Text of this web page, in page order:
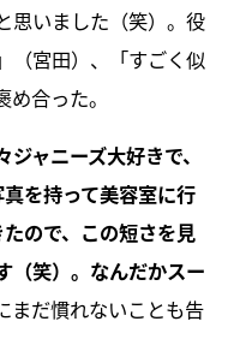
思いました（笑）。役
（宮田）、「すごく似
合った。
ジャニーズ大好きで、
を持って美容室に行
ので、この短さを見
（笑）。なんだかスー
まだ慣れないことも告